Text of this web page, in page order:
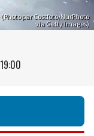
par Costfoto/NurPhoto
via Getty Images)
19:00